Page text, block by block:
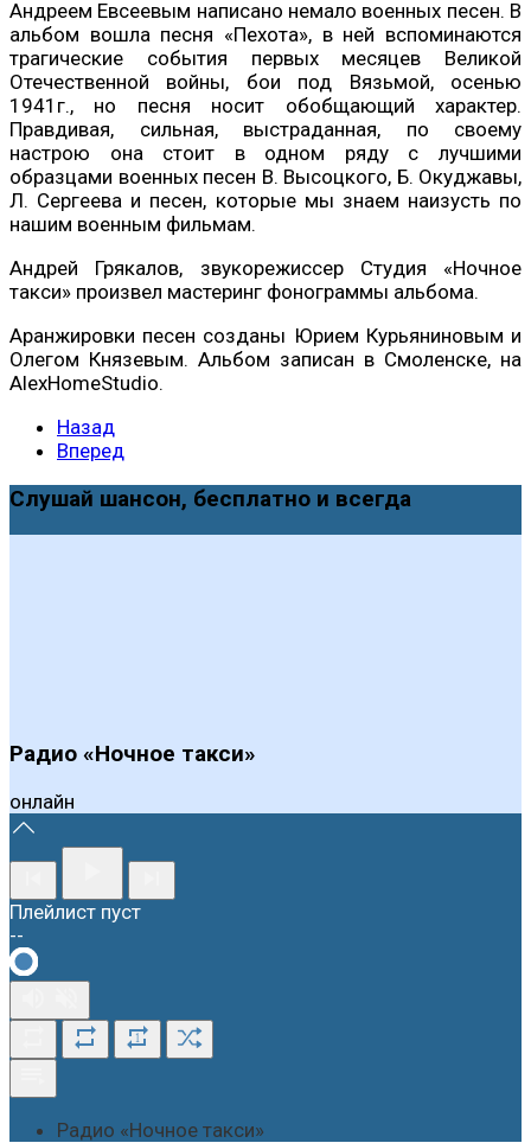
Андреем Евсеевым написано немало военных песен. В
альбом вошла песня «Пехота», в ней вспоминаются
трагические события первых месяцев Великой
Отечественной войны, бои под Вязьмой, осенью
1941г., но песня носит обобщающий характер.
Правдивая, сильная, выстраданная, по своему
настрою она стоит в одном ряду с лучшими
образцами военных песен В. Высоцкого, Б. Окуджавы,
Л. Сергеева и песен, которые мы знаем наизусть по
нашим военным фильмам.
Андрей Грякалов, звукорежиссер Студия «Ночное
такси» произвел мастеринг фонограммы альбома.
Аранжировки песен созданы Юрием Курьяниновым и
Олегом Князевым. Альбом записан в Смоленске, на
AlexHomeStudio.
Назад
Вперед
Слушай шансон, бесплатно и всегда
Радио «Ночное такси»
онлайн
Плейлист пуст
--
1
Радио «Ночное такси»